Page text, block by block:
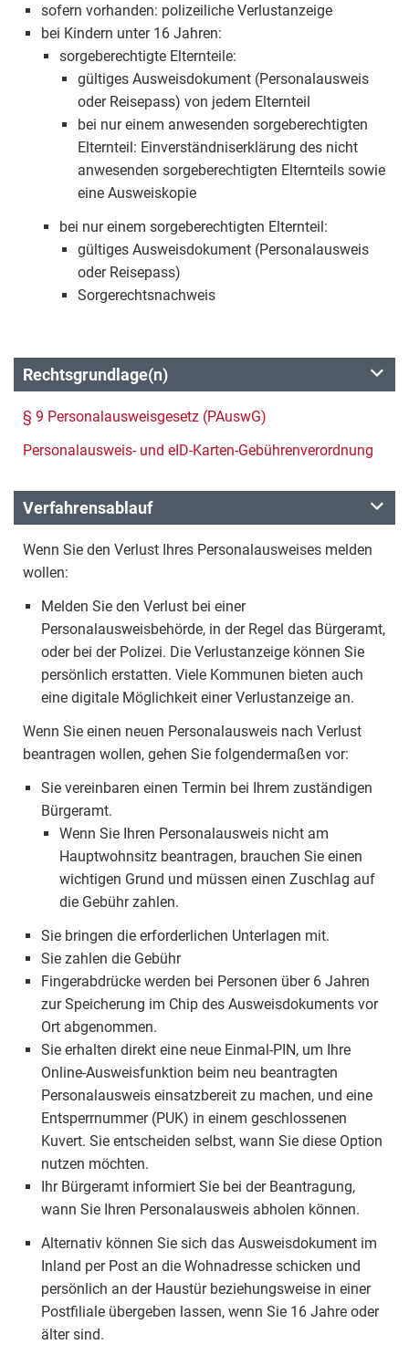
sofern vorhanden: polizeiliche Verlustanzeige
bei Kindern unter 16 Jahren:
sorgeberechtigte Elternteile:
gültiges Ausweisdokument (Personalausweis
oder Reisepass) von jedem Elternteil
bei nur einem anwesenden sorgeberechtigten
Elternteil: Einverständniserklärung des nicht
anwesenden sorgeberechtigten Elternteils sowie
eine Ausweiskopie
bei nur einem sorgeberechtigten Elternteil:
gültiges Ausweisdokument (Personalausweis
oder Reisepass)
Sorgerechtsnachweis
Rechtsgrundlage(n)
§ 9 Personalausweisgesetz (PAuswG)
Personalausweis- und eID-Karten-Gebührenverordnung
Verfahrensablauf
Wenn Sie den Verlust Ihres Personalausweises melden
wollen:
Melden Sie den Verlust bei einer
Personalausweisbehörde, in der Regel das Bürgeramt,
oder bei der Polizei. Die Verlustanzeige können Sie
persönlich erstatten. Viele Kommunen bieten auch
eine digitale Möglichkeit einer Verlustanzeige an.
Wenn Sie einen neuen Personalausweis nach Verlust
beantragen wollen, gehen Sie folgendermaßen vor:
Sie vereinbaren einen Termin bei Ihrem zuständigen
Bürgeramt.
Wenn Sie Ihren Personalausweis nicht am
Hauptwohnsitz beantragen, brauchen Sie einen
wichtigen Grund und müssen einen Zuschlag auf
die Gebühr zahlen.
Sie bringen die erforderlichen Unterlagen mit.
Sie zahlen die Gebühr
Fingerabdrücke werden bei Personen über 6 Jahren
zur Speicherung im Chip des Ausweisdokuments vor
Ort abgenommen.
Sie erhalten direkt eine neue Einmal-PIN, um Ihre
Online-Ausweisfunktion beim neu beantragten
Personalausweis einsatzbereit zu machen, und eine
Entsperrnummer (PUK) in einem geschlossenen
Kuvert. Sie entscheiden selbst, wann Sie diese Option
nutzen möchten.
Ihr Bürgeramt informiert Sie bei der Beantragung,
wann Sie Ihren Personalausweis abholen können.
Alternativ können Sie sich das Ausweisdokument im
Inland per Post an die Wohnadresse schicken und
persönlich an der Haustür beziehungsweise in einer
Postfiliale übergeben lassen, wenn Sie 16 Jahre oder
älter sind.